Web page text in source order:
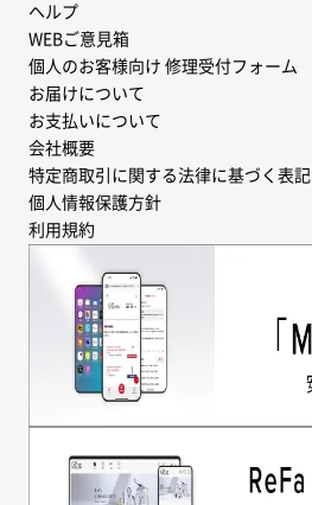
ヘルプ
WEBご意見箱
個人のお客様向け 修理受付フォーム
お届けについて
お支払いについて
会社概要
特定商取引に関する法律に基づく表記
個人情報保護方針
利用規約